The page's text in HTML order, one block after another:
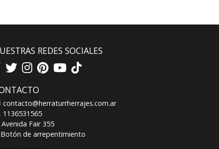
REDES SOCIALES
contacto@herraturrherrajes.com.ar
1136531565
Avenida Fair 355
Botón de arrepentimiento